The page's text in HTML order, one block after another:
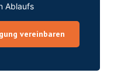
Ablaufs
vereinbaren